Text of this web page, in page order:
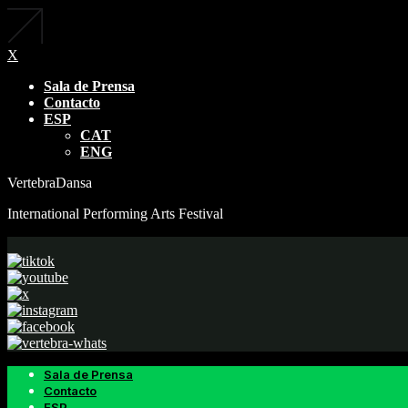
X
Sala de Prensa
Contacto
ESP
CAT
ENG
VertebraDansa
International Performing Arts Festival
Sala de Prensa
Contacto